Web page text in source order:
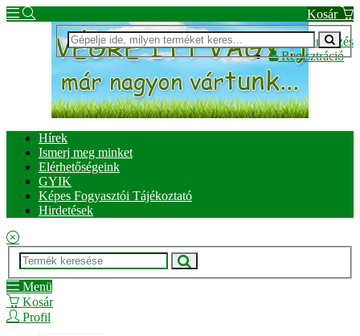
Kosár
Bejelentkezés
Regisztráció
Hírek
Ismerj meg minket
Elérhetőségeink
GYIK
Képes Fogyasztói Tájékoztató
Hirdetések
Menü
Kosár
Profil